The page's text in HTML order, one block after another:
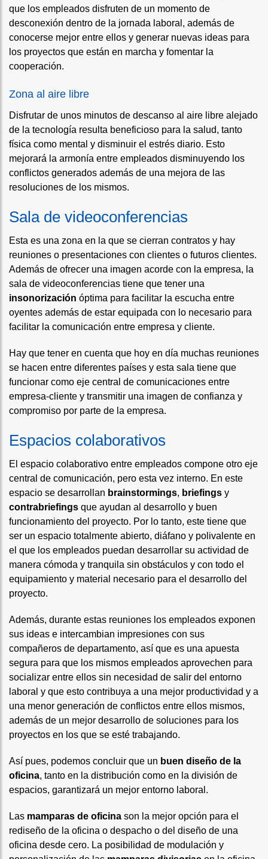
que los empleados disfruten de un momento de
desconexión dentro de la jornada laboral, además de
conocerse mejor entre ellos y generar nuevas ideas para
los proyectos que están en marcha y fomentar la
cooperación.
Zona al aire libre
Disfrutar de unos minutos de descanso al aire libre alejado
de la tecnología resulta beneficioso para la salud, tanto
física como mental y disminuir el estrés diario. Esto
mejorará la armonía entre empleados disminuyendo los
conflictos generados además de una mejora de las
resoluciones de los mismos.
Sala de videoconferencias
Esta es una zona en la que se cierran contratos y hay
reuniones o presentaciones con clientes o futuros clientes.
Además de ofrecer una imagen acorde con la empresa, la
sala de videoconferencias tiene que tener una
insonorización óptima para facilitar la escucha entre
oyentes además de estar equipada con lo necesario para
facilitar la comunicación entre empresa y cliente.
Hay que tener en cuenta que hoy en día muchas reuniones
se hacen entre diferentes países y esta sala tiene que
funcionar como eje central de comunicaciones entre
empresa-cliente y transmitir una imagen de confianza y
compromiso por parte de la empresa.
Espacios colaborativos
El espacio colaborativo entre empleados compone otro eje
central de comunicación, pero esta vez interno. En este
espacio se desarrollan brainstormings, briefings y
contrabriefings que ayudan al desarrollo y buen
funcionamiento del proyecto. Por lo tanto, este tiene que
ser un espacio totalmente abierto, diáfano y polivalente en
el que los empleados puedan desarrollar su actividad de
manera cómoda y tranquila sin obstáculos y con todo el
equipamiento y material necesario para el desarrollo del
proyecto.
Además, durante estas reuniones los empleados exponen
sus ideas e intercambian impresiones con sus
compañeros de departamento, así que es una apuesta
segura para que los mismos empleados aprovechen para
socializar entre ellos sin necesidad de salir del entorno
laboral y que esto contribuya a una mejor productividad y a
una menor generación de conflictos entre ellos mismos,
además de un mejor desarrollo de soluciones para los
proyectos en los que se esté trabajando.
Así pues, podemos concluir que un buen diseño de la
oficina, tanto en la distribución como en la división de
espacios, garantizará un mejor entorno laboral.
Las mamparas de oficina son la mejor opción para el
rediseño de la oficina o despacho o del diseño de una
oficina desde cero. La posibilidad de modulación y